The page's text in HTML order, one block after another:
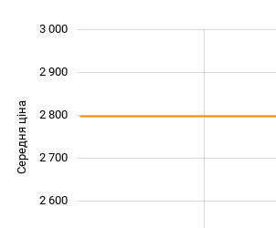
Середня ціна
2 600
2 700
2 800
2 900
3 000